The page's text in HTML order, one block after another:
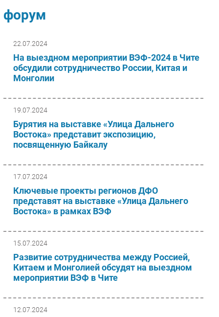
Импорто­замещение
Автоматизация Промышленности
Фиксированная связь
Интеграция
Маркетинг
Торговые сети
Оборудование
ПО
Кадры
Регулирование
Финансы
Web
Безопасность
Инновации
CIO/Управление ИТ
Гаджеты
Здоровье
РАЗДЕЛЫ
форум
22.07.2024
На выездном мероприятии ВЭФ-2024 в Чите
обсудили сотрудничество России, Китая и
Монголии
19.07.2024
Бурятия на выставке «Улица Дальнего
Востока» представит экспозицию,
посвященную Байкалу
17.07.2024
Ключевые проекты регионов ДФО
представят на выставке «Улица Дальнего
Востока» в рамках ВЭФ
15.07.2024
Развитие сотрудничества между Россией,
Китаем и Монголией обсудят на выездном
мероприятии ВЭФ в Чите
12.07.2024